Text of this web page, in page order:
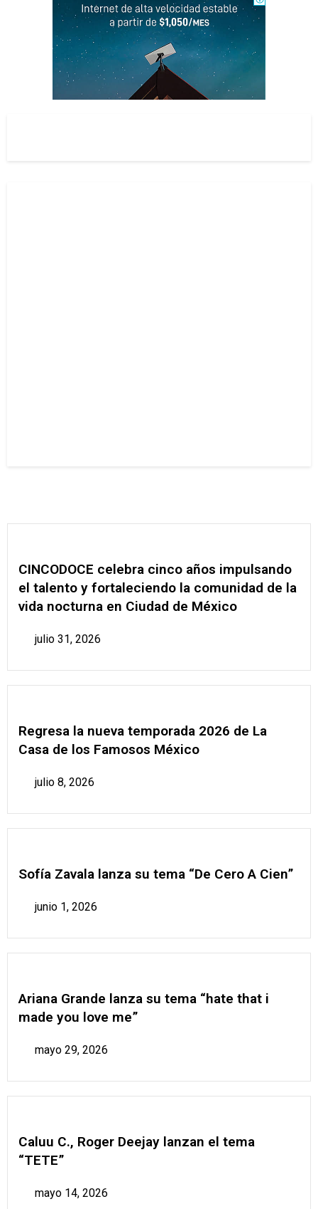
CINCODOCE celebra cinco años impulsando
el talento y fortaleciendo la comunidad de la
vida nocturna en Ciudad de México
julio 31, 2026
Regresa la nueva temporada 2026 de La
Casa de los Famosos México
julio 8, 2026
Sofía Zavala lanza su tema “De Cero A Cien”
junio 1, 2026
Ariana Grande lanza su tema “hate that i
made you love me”
mayo 29, 2026
Caluu C., Roger Deejay lanzan el tema
“TETE”
mayo 14, 2026